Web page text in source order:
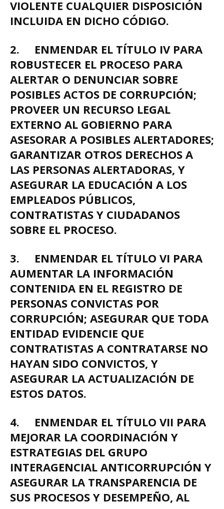
VIOLENTE CUALQUIER DISPOSICIÓN
INCLUIDA EN DICHO CÓDIGO.
2. ENMENDAR EL TÍTULO IV PARA
ROBUSTECER EL PROCESO PARA
ALERTAR O DENUNCIAR SOBRE
POSIBLES ACTOS DE CORRUPCIÓN;
PROVEER UN RECURSO LEGAL
EXTERNO AL GOBIERNO PARA
ASESORAR A POSIBLES ALERTADORES;
GARANTIZAR OTROS DERECHOS A
LAS PERSONAS ALERTADORAS, Y
ASEGURAR LA EDUCACIÓN A LOS
EMPLEADOS PÚBLICOS,
CONTRATISTAS Y CIUDADANOS
SOBRE EL PROCESO.
3. ENMENDAR EL TÍTULO VI PARA
AUMENTAR LA INFORMACIÓN
CONTENIDA EN EL REGISTRO DE
PERSONAS CONVICTAS POR
CORRUPCIÓN; ASEGURAR QUE TODA
ENTIDAD EVIDENCIE QUE
CONTRATISTAS A CONTRATARSE NO
HAYAN SIDO CONVICTOS, Y
ASEGURAR LA ACTUALIZACIÓN DE
ESTOS DATOS.
4. ENMENDAR EL TÍTULO VII PARA
MEJORAR LA COORDINACIÓN Y
ESTRATEGIAS DEL GRUPO
INTERAGENCIAL ANTICORRUPCIÓN Y
ASEGURAR LA TRANSPARENCIA DE
SUS PROCESOS Y DESEMPEÑO, AL